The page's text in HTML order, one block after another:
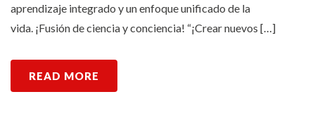
aprendizaje integrado y un enfoque unificado de la
vida. ¡Fusión de ciencia y conciencia! “¡Crear nuevos […]
READ MORE